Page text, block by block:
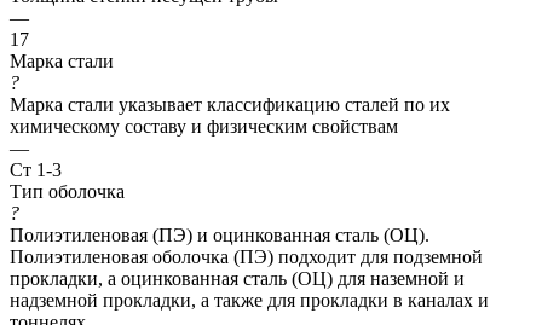
—
17
Марка стали
?
Марка стали указывает классификацию сталей по их
химическому составу и физическим свойствам
—
Ст 1-3
Тип оболочка
?
Полиэтиленовая (ПЭ) и оцинкованная сталь (ОЦ).
Полиэтиленовая оболочка (ПЭ) подходит для подземной
прокладки, а оцинкованная сталь (ОЦ) для наземной и
надземной прокладки, а также для прокладки в каналах и